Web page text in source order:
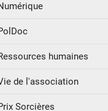
humaines
de l'association
Sorcières